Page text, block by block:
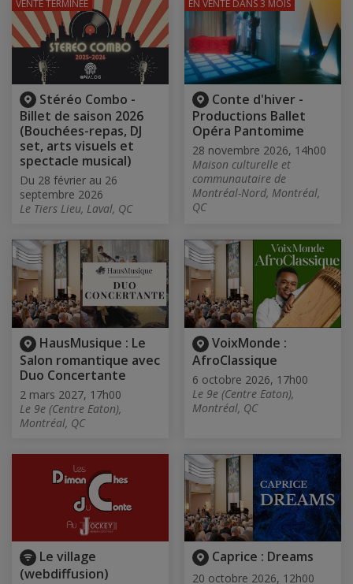
Stéréo Combo -
Billet de saison 2026
(Bouchées-repas, DJ
set, arts visuels et
spectacle musical)
Du 28 février au 26
septembre 2026
Le Tiers Lieu, Laval, QC
VENTE TERMINÉE
Conte d'hiver -
Productions Ballet
Opéra Pantomime
28 novembre 2026, 14h00
Maison culturelle et
communautaire de
Montréal-Nord, Montréal,
QC
EN VENTE DANS 3 MOIS
HausMusique : Le
Salon romantique avec
Duo Concertante
2 mars 2027, 17h00
Le 9e (Centre Eaton),
Montréal, QC
VoixMonde :
AfroClassique
6 octobre 2026, 17h00
Le 9e (Centre Eaton),
Montréal, QC
Le village
(webdiffusion)
Caprice : Dreams
20 octobre 2026, 12h00